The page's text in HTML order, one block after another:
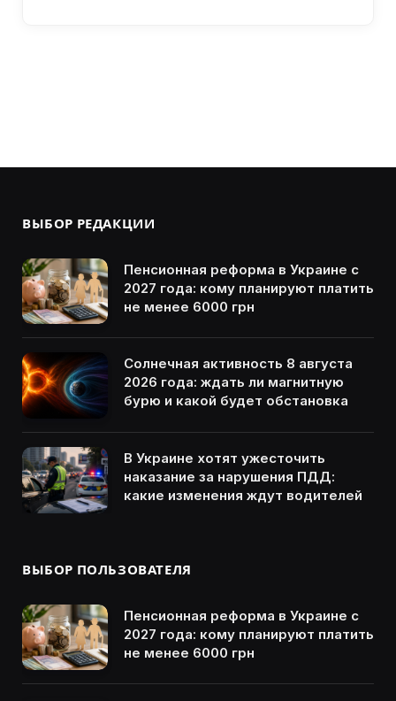
ВЫБОР РЕДАКЦИИ
Пенсионная реформа в Украине с
2027 года: кому планируют платить
не менее 6000 грн
Солнечная активность 8 августа
2026 года: ждать ли магнитную
бурю и какой будет обстановка
В Украине хотят ужесточить
наказание за нарушения ПДД:
какие изменения ждут водителей
ВЫБОР ПОЛЬЗОВАТЕЛЯ
Пенсионная реформа в Украине с
2027 года: кому планируют платить
не менее 6000 грн